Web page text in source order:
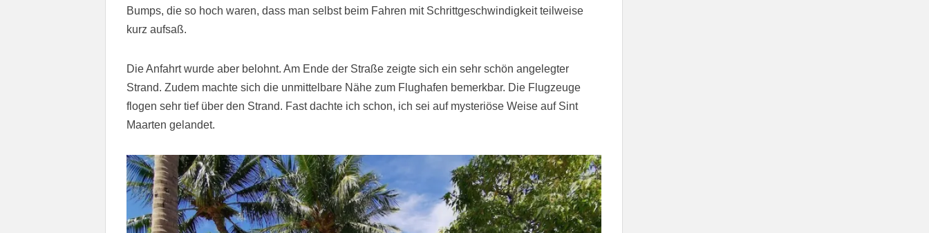
Bumps, die so hoch waren, dass man selbst beim Fahren mit Schrittgeschwindigkeit teilweise
kurz aufsaß.
Die Anfahrt wurde aber belohnt. Am Ende der Straße zeigte sich ein sehr schön angelegter
Strand. Zudem machte sich die unmittelbare Nähe zum Flughafen bemerkbar. Die Flugzeuge
flogen sehr tief über den Strand. Fast dachte ich schon, ich sei auf mysteriöse Weise auf Sint
Maarten gelandet.